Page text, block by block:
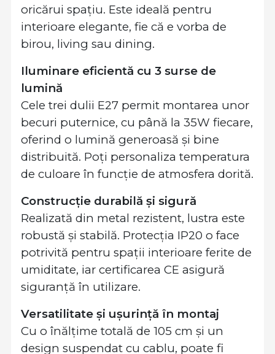
oricărui spațiu. Este ideală pentru
interioare elegante, fie că e vorba de
birou, living sau dining.
Iluminare eficientă cu 3 surse de
lumină
Cele trei dulii E27 permit montarea unor
becuri puternice, cu până la 35W fiecare,
oferind o lumină generoasă și bine
distribuită. Poți personaliza temperatura
de culoare în funcție de atmosfera dorită.
Construcție durabilă și sigură
Realizată din metal rezistent, lustra este
robustă și stabilă. Protecția IP20 o face
potrivită pentru spații interioare ferite de
umiditate, iar certificarea CE asigură
siguranță în utilizare.
Versatilitate și ușurință în montaj
Cu o înălțime totală de 105 cm și un
design suspendat cu cablu, poate fi